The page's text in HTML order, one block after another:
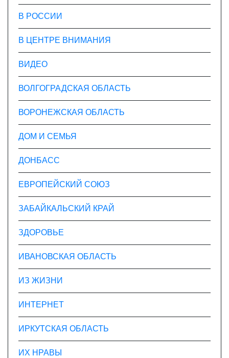
В РОССИИ
В ЦЕНТРЕ ВНИМАНИЯ
ВИДЕО
ВОЛГОГРАДСКАЯ ОБЛАСТЬ
ВОРОНЕЖСКАЯ ОБЛАСТЬ
ДОМ И СЕМЬЯ
ДОНБАСС
ЕВРОПЕЙСКИЙ СОЮЗ
ЗАБАЙКАЛЬСКИЙ КРАЙ
ЗДОРОВЬЕ
ИВАНОВСКАЯ ОБЛАСТЬ
ИЗ ЖИЗНИ
ИНТЕРНЕТ
ИРКУТСКАЯ ОБЛАСТЬ
ИХ НРАВЫ